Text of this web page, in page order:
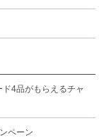
4品がもらえるチャ
ペーン